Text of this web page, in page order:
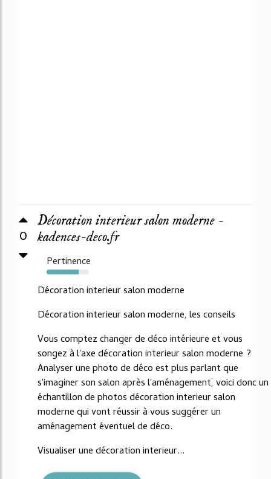
0
Décoration interieur salon moderne -
kadences-deco.fr
Pertinence
75%
Décoration interieur salon moderne
Décoration interieur salon moderne, les conseils
Vous comptez changer de déco intérieure et vous
songez à l'axe décoration interieur salon moderne ?
Analyser une photo de déco est plus parlant que
s'imaginer son salon après l'aménagement, voici donc un
échantillon de photos décoration interieur salon
moderne qui vont réussir à vous suggérer un
aménagement éventuel de déco.
Visualiser une décoration interieur...